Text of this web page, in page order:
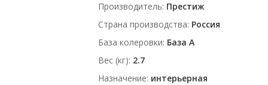
Производитель Престиж
Страна производства Россия
База колеровки База A
Вес (кг) 2.7
Назначение интерьерная